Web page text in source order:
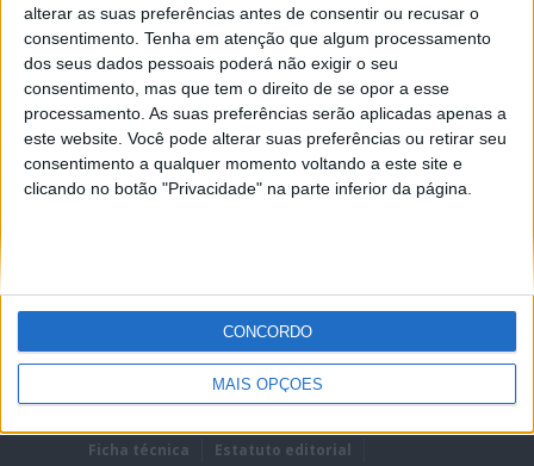
alterar as suas preferências antes de consentir ou recusar o
consentimento. Tenha em atenção que algum processamento
dos seus dados pessoais poderá não exigir o seu
consentimento, mas que tem o direito de se opor a esse
processamento. As suas preferências serão aplicadas apenas a
este website. Você pode alterar suas preferências ou retirar seu
consentimento a qualquer momento voltando a este site e
clicando no botão "Privacidade" na parte inferior da página.
MAIS OPÇÕES
CONCORDO
REMEMBER?
Lost password?
Ficha técnica Estatuto editorial